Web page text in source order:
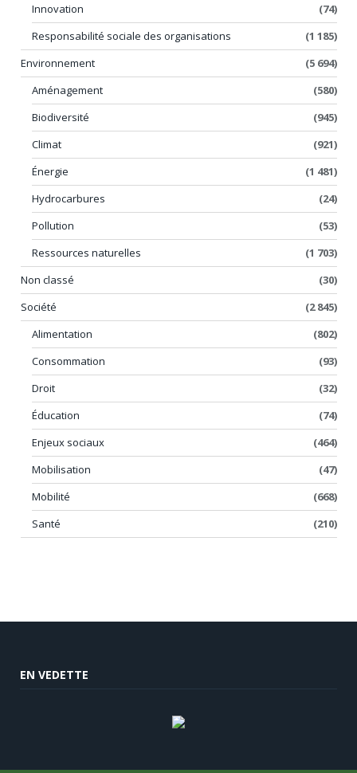
Innovation
(74)
Responsabilité sociale des organisations
(1 185)
Environnement
(5 694)
Aménagement
(580)
Biodiversité
(945)
Climat
(921)
Énergie
(1 481)
Hydrocarbures
(24)
Pollution
(53)
Ressources naturelles
(1 703)
Non classé
(30)
Société
(2 845)
Alimentation
(802)
Consommation
(93)
Droit
(32)
Éducation
(74)
Enjeux sociaux
(464)
Mobilisation
(47)
Mobilité
(668)
Santé
(210)
EN VEDETTE